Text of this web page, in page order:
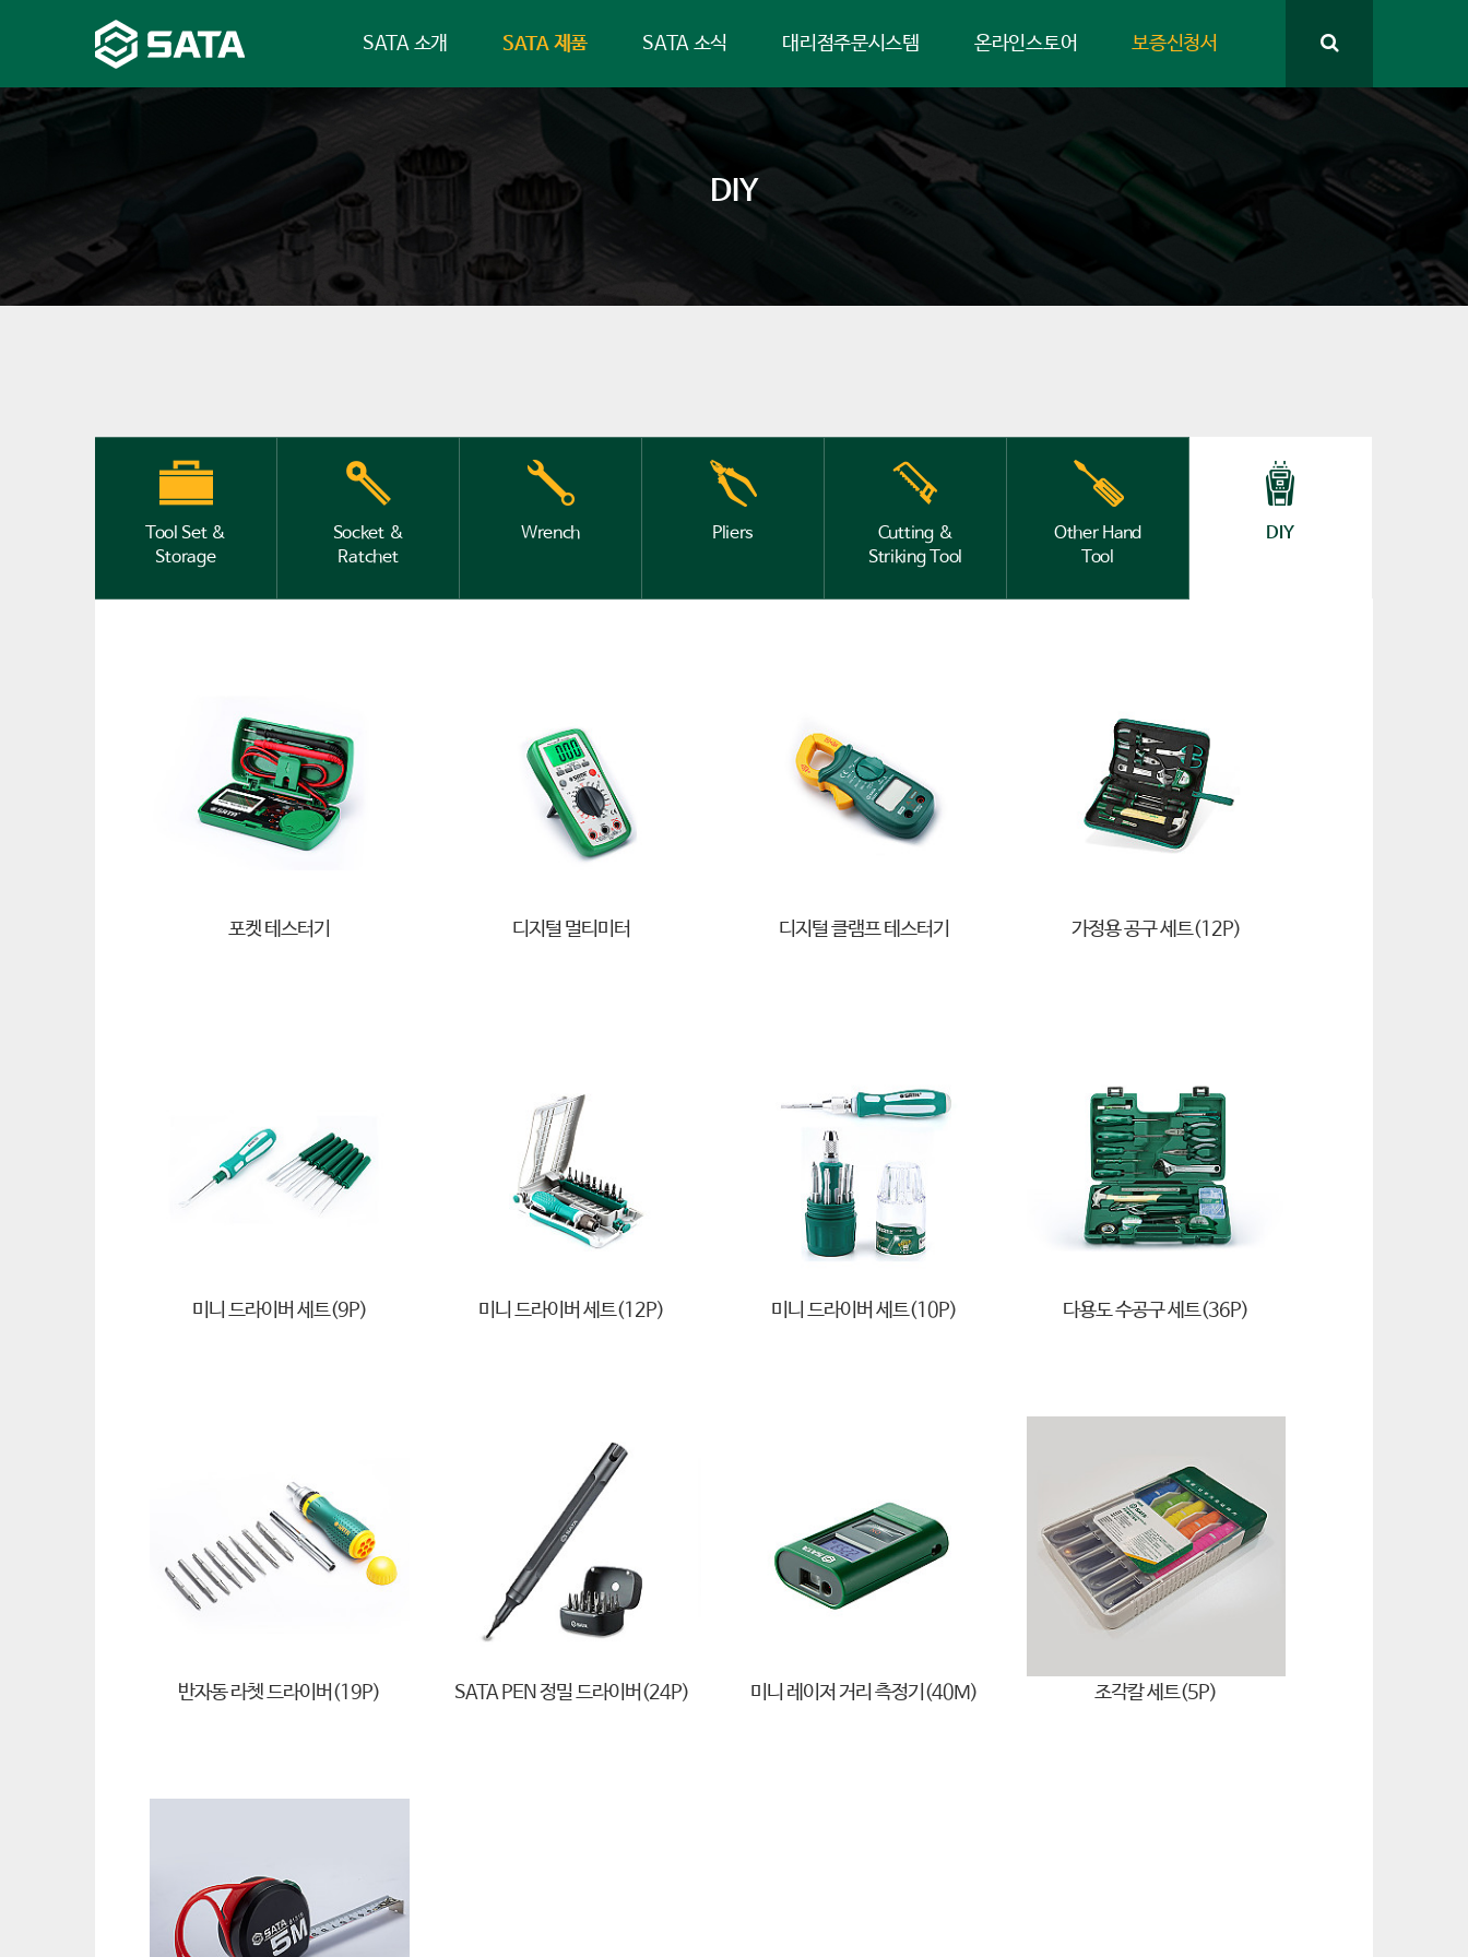
SATA 소개 SATA 제품 SATA 소식 대리점주문시스템 온라인스토어 보증신청서
DIY
Tool Set &
Storage
Socket &
Ratchet
Wrench Pliers
Cutting &
Striking Tool
Other Hand
Tool
DIY
포켓 테스터기 디지털 멀티미터 디지털 클램프 테스터기 가정용 공구 세트(12P)
미니 드라이버 세트(9P) 미니 드라이버 세트(12P) 미니 드라이버 세트(10P) 다용도 수공구 세트(36P)
반자동 라쳇 드라이버(19P) SATA PEN 정밀 드라이버(24P) 미니 레이저 거리 측정기(40M) 조각칼 세트(5P)